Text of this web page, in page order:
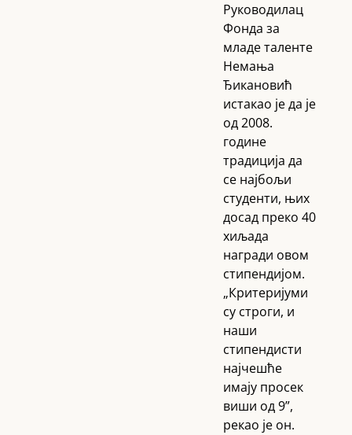
Руководилац
Фонда за
младе таленте
Немања
Ђикановић
истакао је да је
од 2008.
године
традиција да
се најбољи
студенти, њих
досад преко 40
хиљада
награди овом
стипендијом.
„Критеријуми
су строги, и
наши
стипендисти
најчешће
имају просек
виши од 9”,
рекао је он.